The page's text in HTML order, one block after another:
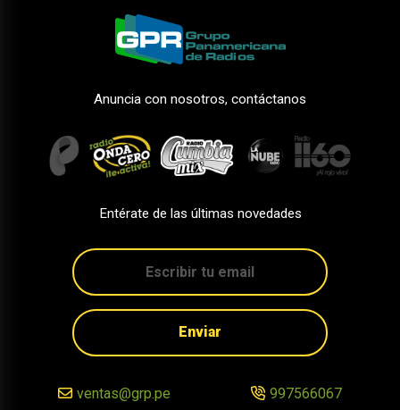
Anuncia con nosotros, contáctanos
Entérate de las últimas novedades
Enviar
ventas@grp.pe 997566067